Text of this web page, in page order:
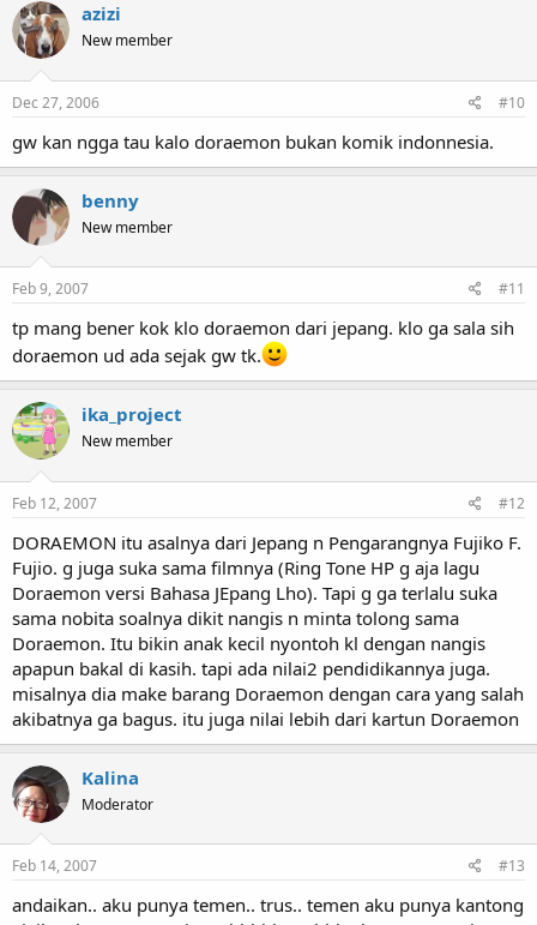
azizi
New member
Dec 27, 2006 #10
gw kan ngga tau kalo doraemon bukan komik indonnesia.
benny
New member
Feb 9, 2007 #11
tp mang bener kok klo doraemon dari jepang. klo ga sala sih
doraemon ud ada sejak gw tk.
ika_project
New member
Feb 12, 2007 #12
DORAEMON itu asalnya dari Jepang n Pengarangnya Fujiko F.
Fujio. g juga suka sama filmnya (Ring Tone HP g aja lagu
Doraemon versi Bahasa JEpang Lho). Tapi g ga terlalu suka
sama nobita soalnya dikit nangis n minta tolong sama
Doraemon. Itu bikin anak kecil nyontoh kl dengan nangis
apapun bakal di kasih. tapi ada nilai2 pendidikannya juga.
misalnya dia make barang Doraemon dengan cara yang salah
akibatnya ga bagus. itu juga nilai lebih dari kartun Doraemon
Kalina
Moderator
Feb 14, 2007 #13
andaikan.. aku punya temen.. trus.. temen aku punya kantong